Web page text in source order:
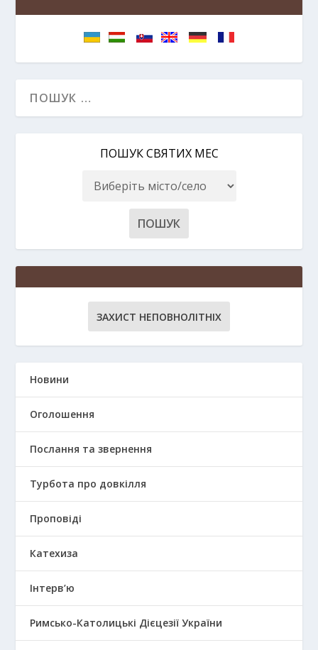
ПОШУК СВЯТИХ МЕС
ЗАХИСТ НЕПОВНОЛІТНІХ
Новини
Оголошення
Послання та звернення
Турбота про довкілля
Проповіді
Катехиза
Інтерв’ю
Римсько-Католицькі Дієцезії України